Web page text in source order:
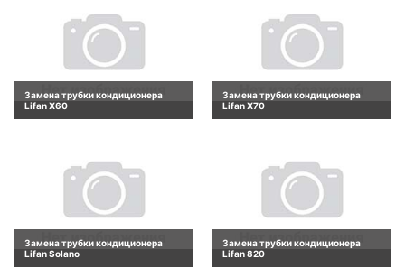
Замена трубки кондиционера
Lifan X60
Замена трубки кондиционера
Lifan X70
Замена трубки кондиционера
Lifan Solano
Замена трубки кондиционера
Lifan 820